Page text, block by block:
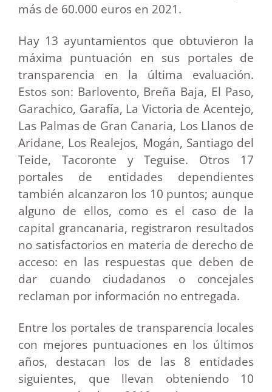
más de 60.000 euros en 2021.
Hay 13 ayuntamientos que obtuvieron la
máxima puntuación en sus portales de
transparencia en la última evaluación.
Estos son: Barlovento, Breña Baja, El Paso,
Garachico, Garafía, La Victoria de Acentejo,
Las Palmas de Gran Canaria, Los Llanos de
Aridane, Los Realejos, Mogán, Santiago del
Teide, Tacoronte y Teguise. Otros 17
portales de entidades dependientes
también alcanzaron los 10 puntos; aunque
alguno de ellos, como es el caso de la
capital grancanaria, registraron resultados
no satisfactorios en materia de derecho de
acceso: en las respuestas que deben de
dar cuando ciudadanos o concejales
reclaman por información no entregada.
Entre los portales de transparencia locales
con mejores puntuaciones en los últimos
años, destacan los de las 8 entidades
siguientes, que llevan obteniendo 10